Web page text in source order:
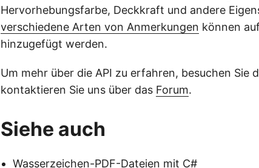
Hervorhebungsfarbe, Deckkraft und andere
verschiedene Arten von Anmerkungen können
hinzugefügt werden.
Um mehr über die API zu erfahren, besuchen Sie
kontaktieren Sie uns über das Forum.
Siehe auch
Wasserzeichen-PDF-Dateien mit C#